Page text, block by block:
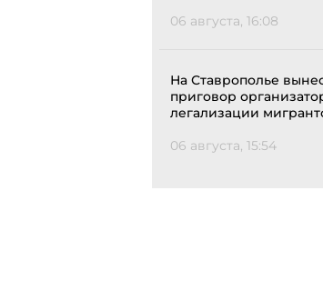
06 августа, 16:08
На Ставрополье
приговор
легализации
06 августа, 15:54